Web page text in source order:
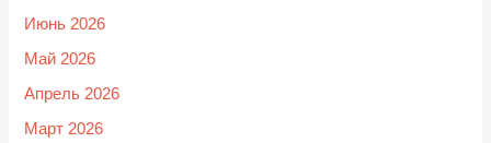
Июнь 2026
Май 2026
Апрель 2026
Март 2026